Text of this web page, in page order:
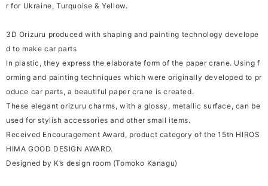
r for Ukraine, Turquoise & Yellow.
3D Orizuru produced with shaping and painting technology develope
d to make car parts
In plastic, they express the elaborate form of the paper crane. Using f
orming and painting techniques which were originally developed to pr
oduce car parts, a beautiful paper crane is created.
These elegant orizuru charms, with a glossy, metallic surface, can be
used for stylish accessories and other small items.
Received Encouragement Award, product category of the 15th HIROS
HIMA GOOD DESIGN AWARD.
Designed by K’s design room (Tomoko Kanagu)